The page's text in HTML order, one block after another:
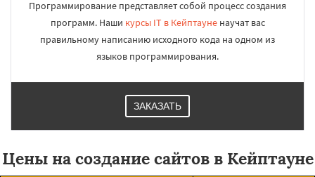
Программирование представляет собой процесс создания
программ. Наши курсы IT в Кейптауненаучат вас
правильному написанию исходного кода на одном из
языков программирования.
ЗАКАЗАТЬ
Цены на создание сайтов в Кейптауне